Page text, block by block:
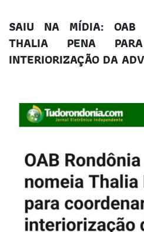
SAIU NA MÍDIA: OAB
THALIA PENA
INTERIORIZAÇÃO DA